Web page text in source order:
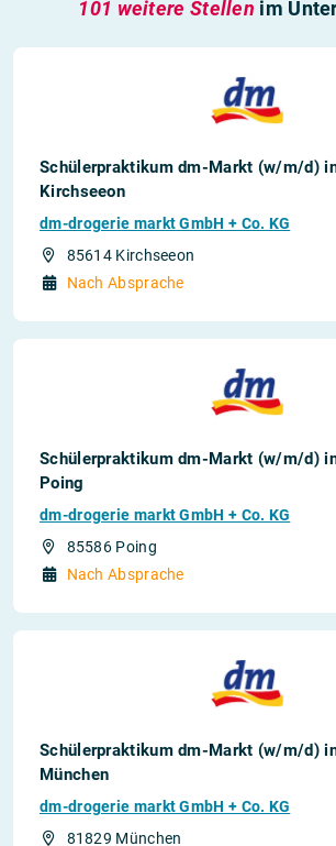
101 weitere Stellen im
Schülerpraktikum dm-Markt (w/m/d)
Kirchseeon
dm-drogerie markt GmbH + Co. KG
85614 Kirchseeon
Nach Absprache
Schülerpraktikum dm-Markt (w/m/d)
Poing
dm-drogerie markt GmbH + Co. KG
85586 Poing
Nach Absprache
Schülerpraktikum dm-Markt (w/m/d)
München
dm-drogerie markt GmbH + Co. KG
81829 München